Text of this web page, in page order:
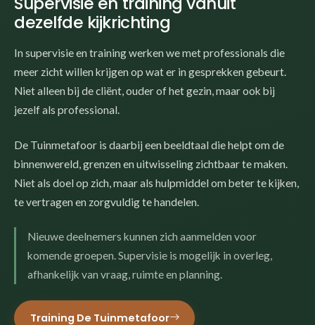
dezelfde kijkrichting
In supervisie en training werken we met professionals die
meer zicht willen krijgen op wat er in gesprekken gebeurt.
Niet alleen bij de cliënt, ouder of het gezin, maar ook bij
jezelf als professional.
De Tuinmetafoor is daarbij een beeldtaal die helpt om de
binnenwereld, grenzen en uitwisseling zichtbaar te maken.
Niet als doel op zich, maar als hulpmiddel om beter te kijken,
te vertragen en zorgvuldig te handelen.
Nieuwe deelnemers kunnen zich aanmelden voor
komende groepen. Supervisie is mogelijk in overleg,
afhankelijk van vraag, ruimte en planning.
Training De Tuinmetafoor